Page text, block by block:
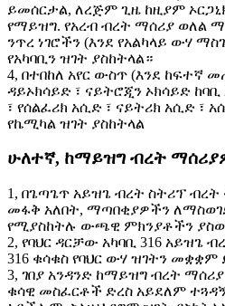
ይመሰርታል, ለረጅም ጊዜ ከዚያም
የማይዝግ. የአረብ ብረት ማሰሪያ ወለል
ንጥረ ነገሮችን (እንደ የአልካላይ ውሃ
የአካባቢን ዝገት ያስከትላል።
4, በተበከለ አየር ውስጥ (እንደ ከፍተኛ
ዳይኦክሳይድ ፣ ናይትሮጂን ኦክሳይድ
፣ የሰልፈሪክ አሲድ ፣ ናይትሪክ አሲድ ፣
የኬሚካል ዝገት ያስከትላል
ሁለተኛ, ከማይዝግ ብረት
1, በጌጣጌጥ አይዝጌ ብረት ስትሪፕ
መፋቅ አለበት, ማጣበቂያዎችን
የሚያስከትሉ ውጫዊ ምክንያቶችን
2, የባህር ዳርቻው አካባቢ 316 አይዝጌ
316 ቁሳቁስ የባህር ውሃ ዝገትን መቋቋም
3, ገበያ አንዳንድ ከማይዝግ ብረት
ቁሳዊ መስፈርቶች ድረስ አይደለም